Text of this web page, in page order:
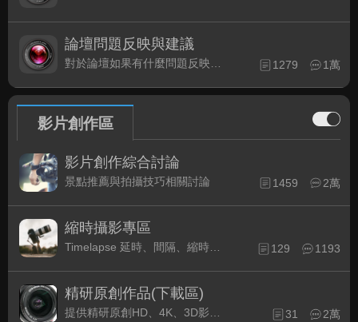
論壇問題反映與建議
對於論壇如果有什麼問題反映或是建議, 竭誠歡迎在這裡盡情發表 1279 1萬
影片創作區
影片創作綜合討論
景點推薦與拍攝技巧相關討論 1459 2萬
縮時攝影專區
129 1193
精研原創作品(下載區)
提供精研原創HD、4K、3D影片作品下載專區 31 2萬